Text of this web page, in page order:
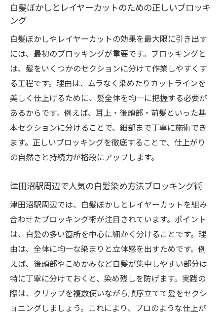
白髪ぼかしとレイヤーカットのための正しいブロッキ
ング
白髪ぼかしやレイヤーカットの効果を最大限に引き出す
には、最初のブロッキングが重要です。ブロッキングと
は、髪をいくつかのセクションに分けて作業しやすくす
る工程です。理由は、ムラなく染めたりカットラインを
美しく仕上げるために、髪全体を均一に把握する必要が
あるからです。例えば、耳上・後頭部・前髪といった基
本セクションに分けることで、細部まで丁寧に施術でき
ます。正しいブロッキングを徹底することで、仕上がり
の自然さと持続力が格段にアップします。
津田沼駅周辺で人気の白髪染め方法ブロッキング術
津田沼駅周辺では、白髪ぼかしとレイヤーカットを組み
合わせたブロッキング術が注目されています。ポイント
は、白髪の多い箇所を中心に細かく分けることです。理
由は、全体に均一な染まりと立体感を出すためです。例
えば、後頭部やこめかみなど白髪が集中しやすい部分は
特に丁寧に分けておくと、染め残しを防げます。実践の
際は、クリップを複数使いながら順序立てて髪をセクシ
ョニングしましょう。これにより、プロのような仕上が